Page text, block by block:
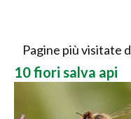
Pagine più visitate
10 fiori salva api